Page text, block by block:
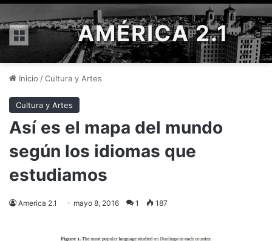
Menú AMÉRICA 2.1
Inicio /Cultura y Artes
Cultura y Artes
Así es el mapa del mundo
según los idiomas que
estudiamos
America 2.1 mayo 8, 2016 1 187